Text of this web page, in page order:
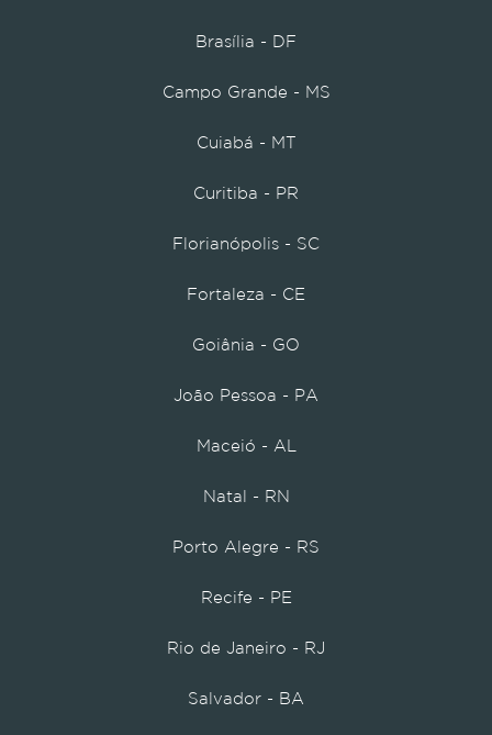
Brasília - DF
Campo Grande - MS
Cuiabá - MT
Curitiba - PR
Florianópolis - SC
Fortaleza - CE
Goiânia - GO
João Pessoa - PA
Maceió - AL
Natal - RN
Porto Alegre - RS
Recife - PE
Rio de Janeiro - RJ
Salvador - BA